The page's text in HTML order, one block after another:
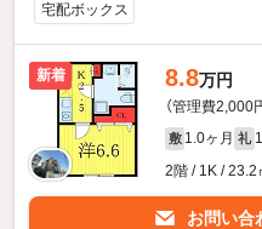
宅配ボックス
新着 8.8万円
（管理費2,000
敷 1.0ヶ月 礼
2階 / 1K / 23.2
お問い合